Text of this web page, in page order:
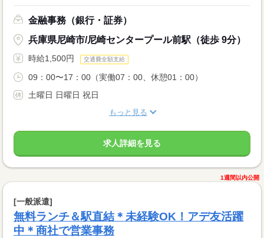
金融事務（銀行・証券）
兵庫県尼崎市/尼崎センタープール前駅（徒歩 9分）
時給1,500円 交通費全額支給
09：00〜17：00（実働07：00、休憩01：00）
土曜日 日曜日 祝日
もっと見る
求人詳細を見る
1週間以内公開
[一般派遣]
無料ランチ＆駅直結＊未経験OK！アデ友活躍
中＊商社で営業事務